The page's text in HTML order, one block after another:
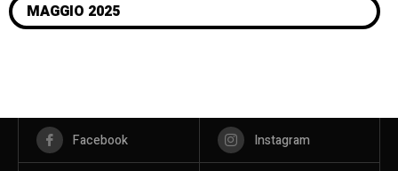
MAGGIO 2025
Facebook Instagram